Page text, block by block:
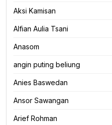
Aksi Kamisan
Alfian Aulia Tsani
Anasom
angin puting beliung
Anies Baswedan
Ansor Sawangan
Arief Rohman